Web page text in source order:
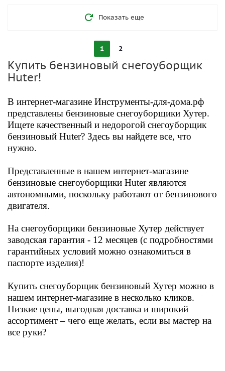
Показать еще
1 2
Купить бензиновый снегоуборщик
Huter!
В интернет-магазине Инструменты-для-дома.рф
представлены бензиновые снегоуборщики Хутер.
Ищете качественный и недорогой снегоуборщик
бензиновый Huter? Здесь вы найдете все, что
нужно.
Представленные в нашем интернет-магазине
бензиновые снегоуборщики Huter являются
автономными, поскольку работают от бензинового
двигателя.
На снегоуборщики бензиновые Хутер действует
заводская гарантия - 12 месяцев (с подробностями
гарантийных условий можно ознакомиться в
паспорте изделия)!
Купить снегоуборщик бензиновый Хутер можно в
нашем интернет-магазине в несколько кликов.
Низкие цены, выгодная доставка и широкий
ассортимент – чего еще желать, если вы мастер на
все руки?